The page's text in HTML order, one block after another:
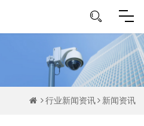
行业新闻资讯 新闻资讯